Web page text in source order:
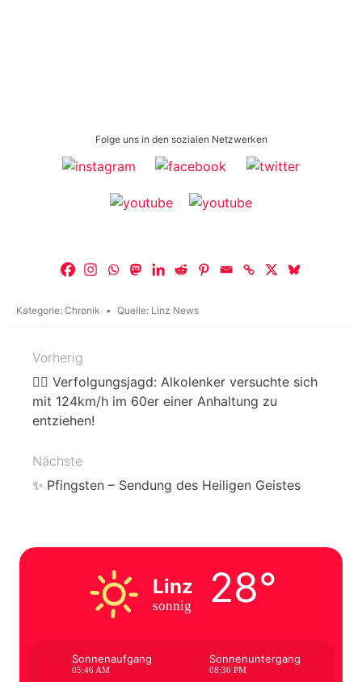
Folge uns in den sozialen Netzwerken
Kategorie: Chronik Quelle: Linz News
Beitragsnavigation
Vorherig
👮‍♀️ Verfolgungsjagd: Alkolenker versuchte sich
mit 124km/h im 60er einer Anhaltung zu
entziehen!
Nächste
✨ Pfingsten – Sendung des Heiligen Geistes
Linz
sonnig 28°
Sonnenaufgang
05:46 AM
Sonnenuntergang
08:30 PM